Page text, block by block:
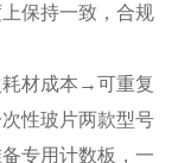
保持一致，合规
材成本→可重复
性玻片两款型号
专用计数板，一